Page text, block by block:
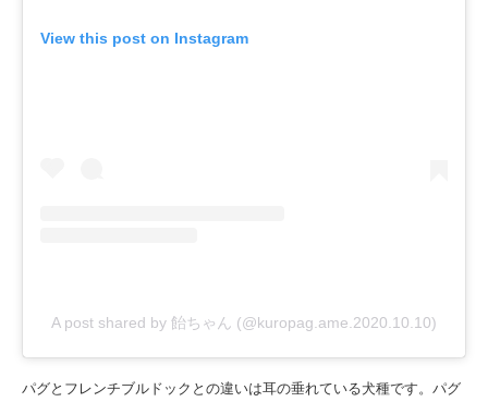
View this post on Instagram
A post shared by 飴ちゃん (@kuropag.ame.2020.10.10)
パグとフレンチブルドックとの違いは耳の垂れている犬種です。パグ